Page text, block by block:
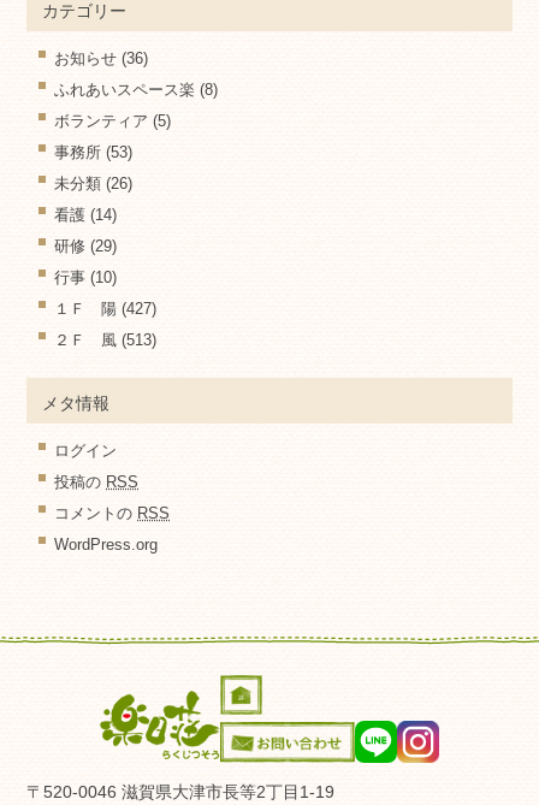
カテゴリー
お知らせ (36)
ふれあいスペース楽 (8)
ボランティア (5)
事務所 (53)
未分類 (26)
看護 (14)
研修 (29)
行事 (10)
１Ｆ 陽 (427)
２Ｆ 風 (513)
メタ情報
ログイン
投稿の RSS
コメントの RSS
WordPress.org
〒520-0046 滋賀県大津市長等2丁目1-19